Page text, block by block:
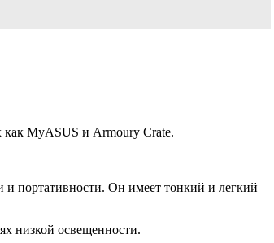
как MyASUS и Armoury Crate.
и портативности. Он имеет тонкий и легкий
низкой освещенности.